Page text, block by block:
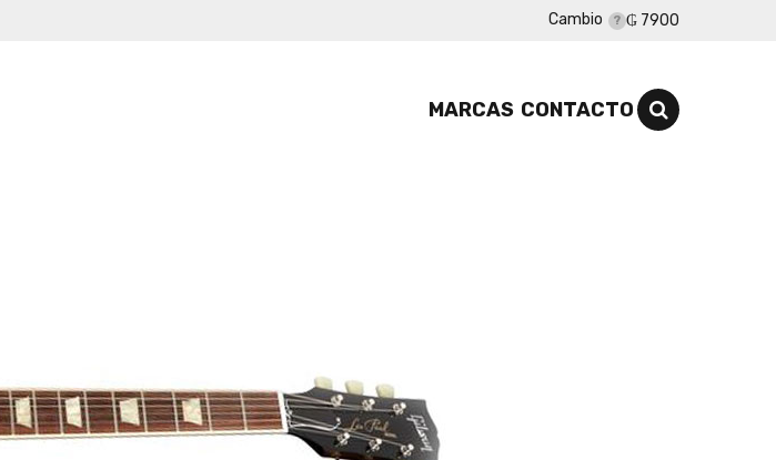
Cambio ₲ 7900
MARCAS CONTACTO